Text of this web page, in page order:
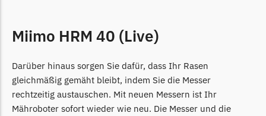
Kress Messer
Begrenzungsdraht
LandXcape
LandXcape Messer
Begrenzungsdraht
Miimo HRM 40 (Live)
Darüber hinaus sorgen Sie dafür, dass Ihr Rasen
gleichmäßig gemäht bleibt, indem Sie die Messer
rechtzeitig austauschen. Mit neuen Messern ist Ihr
Mähroboter sofort wieder wie neu. Die Messer und die